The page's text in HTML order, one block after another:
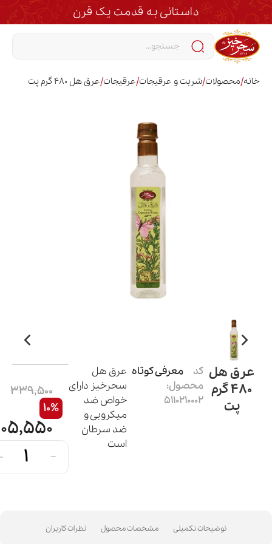
داستانی به قدمت یک قرن
خانه/محصولات/شربت و عرقیجات/عرقیجات/عرق هل 480 گرم پت
عرق هل
480 گرم
پت
کد
محصول:
5110210002
معرفی کوتاه عرق هل
سحرخیز دارای
خواص ضد
میکروبی و
ضد سرطان
است
10%
339,500
-
توضیحات تکمیلی مشخصات محصول نظرات کاربران